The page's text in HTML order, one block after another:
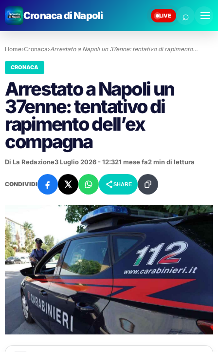
Cronaca di Napoli LIVE ⌕
Home›Cronaca›Arrestato a Napoli un 37enne: tentativo di rapimento…
CRONACA
Arrestato a Napoli un
37enne: tentativo di
rapimento dell’ex
compagna
Di La Redazione3 Luglio 2026 - 12:321 mese fa2 min di lettura
CONDIVIDI SHARE